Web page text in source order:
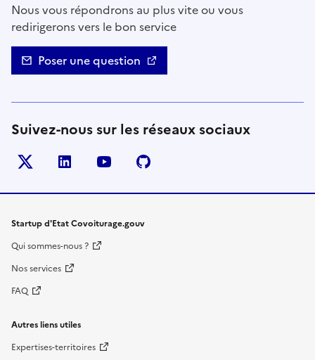
Nous vous répondrons au plus vite ou vous
redirigerons vers le bon service
Poser une question
Suivez-nous sur les réseaux sociaux
Twitter
- nouvelle fenêtre
LinkedIn
- nouvelle fenêtre
YouTube
- nouvelle fenêtre
- nouvelle fenêtre
Startup d'Etat Covoiturage.gouv
Qui sommes-nous ?
Nos services
FAQ
Autres liens utiles
Expertises-territoires